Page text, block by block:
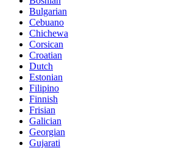
Bulgarian
Cebuano
Chichewa
Corsican
Croatian
Dutch
Estonian
Filipino
Finnish
Frisian
Galician
Georgian
Gujarati